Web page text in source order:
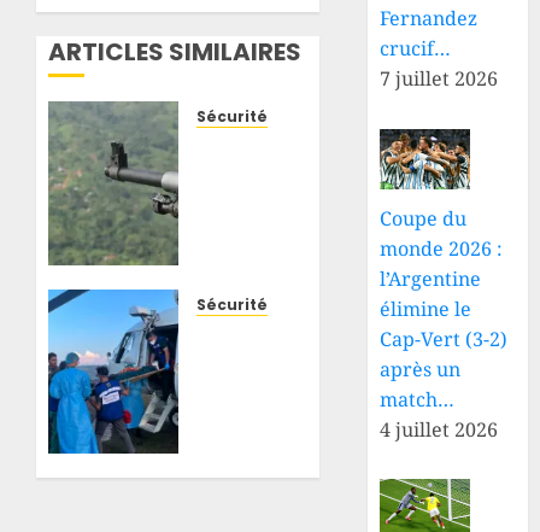
ARTICLES SIMILAIRES
Sécurité
aux
Sécurité
Fernandez
crucif…
7 juillet 2026
Coupe du
monde 2026 :
l’Argentine
élimine le
Cap-Vert (3-2)
après un
match…
4 juillet 2026